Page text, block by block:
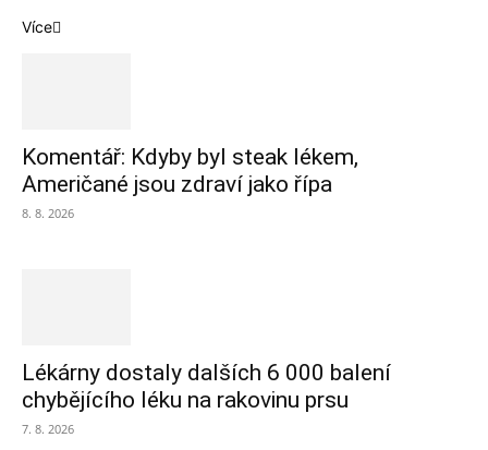
Více
Komentář: Kdyby byl steak lékem,
Američané jsou zdraví jako řípa
8. 8. 2026
Lékárny dostaly dalších 6 000 balení
chybějícího léku na rakovinu prsu
7. 8. 2026